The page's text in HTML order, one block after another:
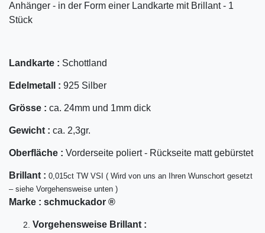
Anhänger - in der Form einer Landkarte mit Brillant - 1
Stück
Landkarte : Schottland
Edelmetall : 925 Silber
Grösse : ca. 24mm und 1mm dick
Gewicht : ca. 2,3gr.
Oberfläche : Vorderseite poliert - Rückseite matt gebürstet
Bril lant : 0,015ct TW VSI ( Wird von uns an Ihren Wunschort gesetzt
– siehe Vorgehensweise unten )
Marke : schmuckador ®
Vorgehensweise Brillant :